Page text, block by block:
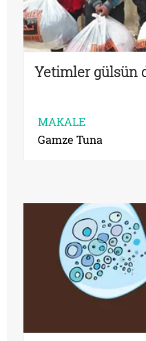
Yetimler gülsün
MAKALE
Gamze Tuna